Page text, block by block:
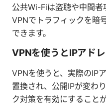
公共Wi-Fiは盗聴や中間者
VPNでトラフィックを暗
できます。
VPNを使うとIPアド
VPNを使うと、実際のIP
置換され、公開IPが変わ
ク対策を有効にすることが